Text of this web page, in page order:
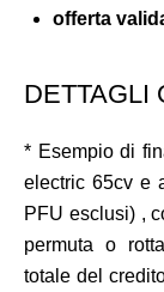
offerta
DETTAGLI
* Esempio di
electric 65cv e
PFU esclusi) ,
permuta o
totale del